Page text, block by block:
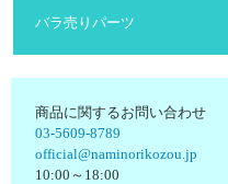
バラ売りパーツ
商品に関するお問い合わせ
03-5609-8789
official@naminorikozou.jp
10:00～18:00